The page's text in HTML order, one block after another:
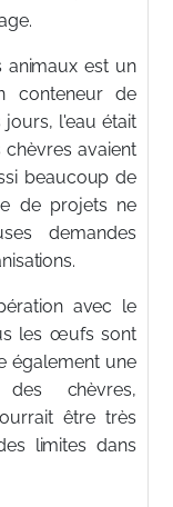
animaux est un
conteneur de
jours, l'eau était
avaient
beaucoup de
de projets ne
demandes
avec le
les œufs sont
également une
chèvres,
être très
limites dans